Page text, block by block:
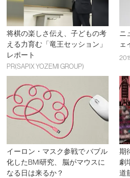
将棋の楽しさ伝え、子どもの考
える力育む「竜王セッション」
レポート
PR(SAPIX YOZEMI GROUP)
ニ
ェ
イーロン・マスク参戦で バブル
化したBMI研究、 脳がマウスに
なる日は来るか？
期
劇
道